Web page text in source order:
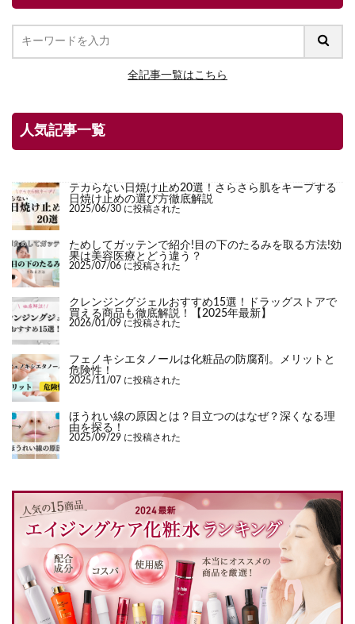
全記事一覧はこちら
人気記事一覧
テカらない日焼け止め20選！さらさら肌をキープする
日焼け止めの選び方徹底解説
2025/06/30 に投稿された
ためしてガッテンで紹介!目の下のたるみを取る方法!効
果は美容医療とどう違う？
2025/07/06 に投稿された
クレンジングジェルおすすめ15選！ドラッグストアで
買える商品も徹底解説！【2025年最新】
2026/01/09 に投稿された
フェノキシエタノールは化粧品の防腐剤。メリットと
危険性！
2025/11/07 に投稿された
ほうれい線の原因とは？目立つのはなぜ？深くなる理
由を探る！
2025/09/29 に投稿された